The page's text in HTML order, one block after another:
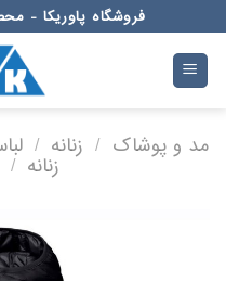
to
content
فروشگاه پاوریکا -
مد و پوشاک / زنانه /
زنانه /